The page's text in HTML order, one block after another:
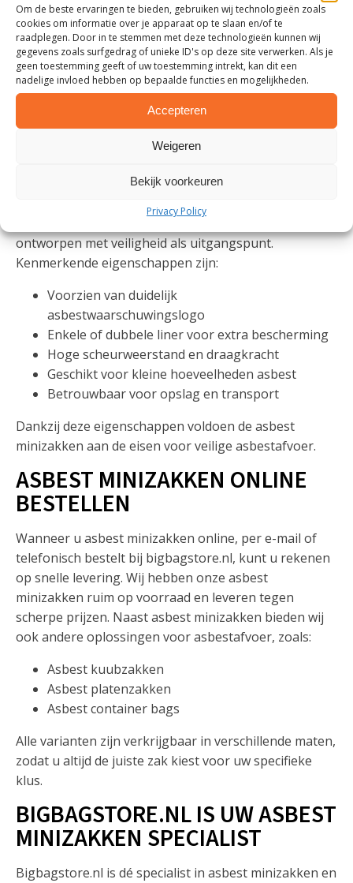
Om de beste ervaringen te bieden, gebruiken wij technologieën zoals
cookies om informatie over je apparaat op te slaan en/of te
raadplegen. Door in te stemmen met deze technologieën kunnen wij
gegevens zoals surfgedrag of unieke ID's op deze site verwerken. Als je
geen toestemming geeft of uw toestemming intrekt, kan dit een
nadelige invloed hebben op bepaalde functies en mogelijkheden.
Accepteren
Weigeren
Bekijk voorkeuren
Privacy Policy
EIGENSCHAPPEN VAN ASBEST
MINIZAKKEN
De asbest minizakken van bigbagstore.nl zijn
ontworpen met veiligheid als uitgangspunt.
Kenmerkende eigenschappen zijn:
Voorzien van duidelijk
asbestwaarschuwingslogo
Enkele of dubbele liner voor extra bescherming
Hoge scheurweerstand en draagkracht
Geschikt voor kleine hoeveelheden asbest
Betrouwbaar voor opslag en transport
Dankzij deze eigenschappen voldoen de asbest
minizakken aan de eisen voor veilige asbestafvoer.
ASBEST MINIZAKKEN ONLINE
BESTELLEN
Wanneer u asbest minizakken online, per e-mail of
telefonisch bestelt bij bigbagstore.nl, kunt u rekenen
op snelle levering. Wij hebben onze asbest
minizakken ruim op voorraad en leveren tegen
scherpe prijzen. Naast asbest minizakken bieden wij
ook andere oplossingen voor asbestafvoer, zoals:
Asbest kuubzakken
Asbest platenzakken
Asbest container bags
Alle varianten zijn verkrijgbaar in verschillende maten,
zodat u altijd de juiste zak kiest voor uw specifieke
klus.
BIGBAGSTORE.NL IS UW ASBEST
MINIZAKKEN SPECIALIST
Bigbagstore.nl is dé specialist in asbest minizakken en